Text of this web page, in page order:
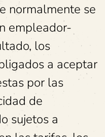
normalmente se
empleador-
los
a aceptar
por las
de
sujetos a